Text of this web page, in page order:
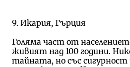
9. Икария, Гърция
Голяма част от
живият над 100 години.
тайната, но със сигурност